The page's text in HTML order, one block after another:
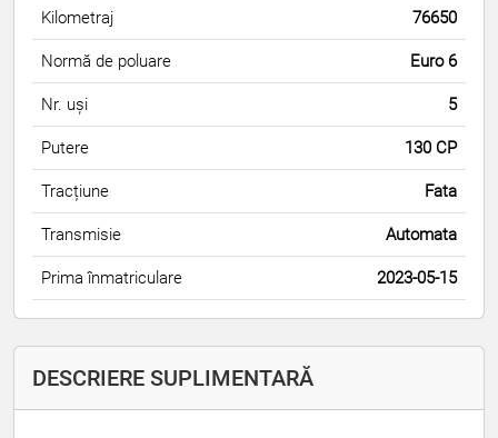
Kilometraj 76650
Normă de poluare Euro 6
Nr. uși 5
Putere 130 CP
Tracțiune Fata
Transmisie Automata
Prima înmatriculare 2023-05-15
DESCRIERE SUPLIMENTARĂ